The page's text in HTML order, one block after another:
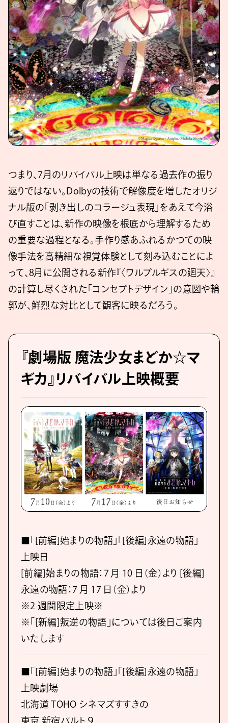
つまり、7月のリバイバル上映は単なる過去作の振り
返りではない。Dolbyの技術で解像度を増したオリジ
ナル版の「剥き出しのコラージュ表現」をあえて今浴
び直すことは、新作の映像を根底から理解するため
の重要な過程となる。手作り感あふれるかつての映
像手法を高精細な視覚体験として刻み込むことによ
って、8月に公開される新作『〈ワルプルギスの廻天〉』
の計算し尽くされた「コンセプトデザイン」の意図や輪
郭が、鮮烈な対比として観客に映るだろう。
『劇場版 魔法少女まどか☆マ
ギカ』リバイバル上映概要
■「[前編]始まりの物語」「[後編]永遠の物語」
上映日
[前編]始まりの物語：7 月 10 日（金）より [後編]
永遠の物語：7 月 17 日（金）より
※2 週間限定上映※
※「[新編]叛逆の物語」については後日ご案内
いたします
■「[前編]始まりの物語」「[後編]永遠の物語」
上映劇場
北海道 TOHO シネマズすすきの
東京 新宿バルト９